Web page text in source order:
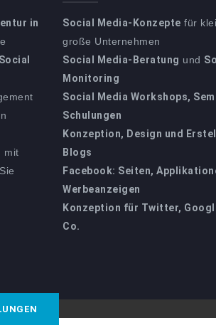
in
Social
mit
Social Media-Konzepte für
große Unternehmen
Social Media-Beratung und
Monitoring
Social Media Workshops,
Schulungen
Konzeption, Design und
Blogs
Facebook: Seiten,
Werbeanzeigen
Konzeption für Twitter,
Co.